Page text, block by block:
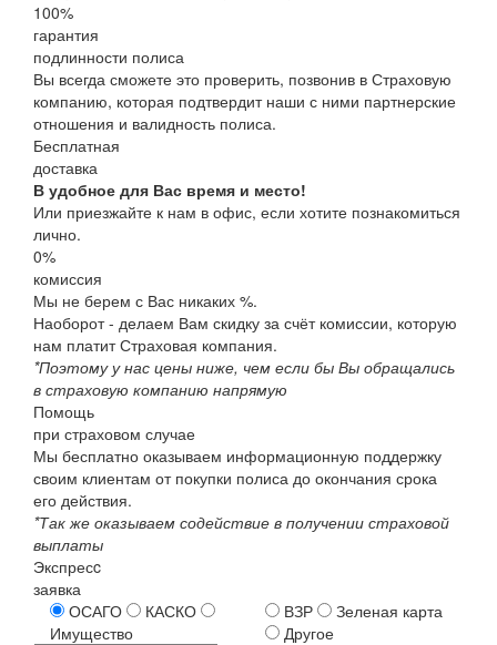
100%
гарантия
подлинности полиса
Вы всегда сможете это проверить, позвонив в Страховую
компанию, которая подтвердит наши с ними партнерские
отношения и валидность полиса.
Бесплатная
доставка
В удобное для Вас время и место!
Или приезжайте к нам в офис, если хотите познакомиться
лично.
0%
комиссия
Мы не берем с Вас никаких %.
Наоборот - делаем Вам скидку за счёт комиссии, которую
нам платит Страховая компания.
*Поэтому у нас цены ниже, чем если бы Вы обращались
в страховую компанию напрямую
Помощь
при страховом случае
Мы бесплатно оказываем информационную поддержку
своим клиентам от покупки полиса до окончания срока
его действия.
*Так же оказываем содействие в получении страховой
выплаты
Экспресc
заявка
ОСАГО
КАСКО
Имущество
ВЗР
Зеленая карта
Другое